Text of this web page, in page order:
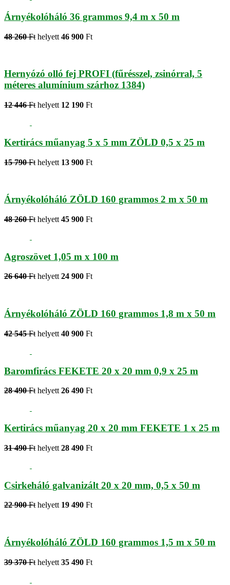
Árnyékolóháló 36 grammos 9,4 m x 50 m
48 260 Ft helyett 46 900 Ft
Hernyózó olló fej PROFI (fűrésszel, zsinórral, 5
méteres alumínium szárhoz 1384)
12 446 Ft helyett 12 190 Ft
Kertirács műanyag 5 x 5 mm ZÖLD 0,5 x 25 m
15 790 Ft helyett 13 900 Ft
Árnyékolóháló ZÖLD 160 grammos 2 m x 50 m
48 260 Ft helyett 45 900 Ft
Agroszövet 1,05 m x 100 m
26 640 Fthelyett24 900 Ft
Árnyékolóháló ZÖLD 160 grammos 1,8 m x 50 m
42 545 Ft helyett 40 900 Ft
Baromfirács FEKETE 20 x 20 mm 0,9 x 25 m
28 490 Ft helyett 26 490 Ft
Kertirács műanyag 20 x 20 mm FEKETE 1 x 25 m
31 490 Ft helyett 28 490 Ft
Csirkeháló galvanizált 20 x 20 mm, 0,5 x 50 m
22 900 Ft helyett 19 490 Ft
Árnyékolóháló ZÖLD 160 grammos 1,5 m x 50 m
39 370 Ft helyett 35 490 Ft